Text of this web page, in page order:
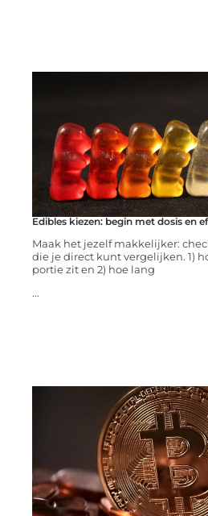
Edibles kiezen: begin met dosis en
Maak het jezelf makkelijker:
die je direct kunt vergelijken. 1)
portie zit en 2) hoe lang
...